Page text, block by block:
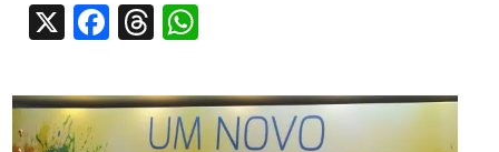
X Facebook
Threads